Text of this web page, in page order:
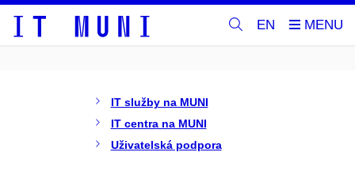
EN
IT služby na MUNI
IT centra na MUNI
Uživatelská podpora